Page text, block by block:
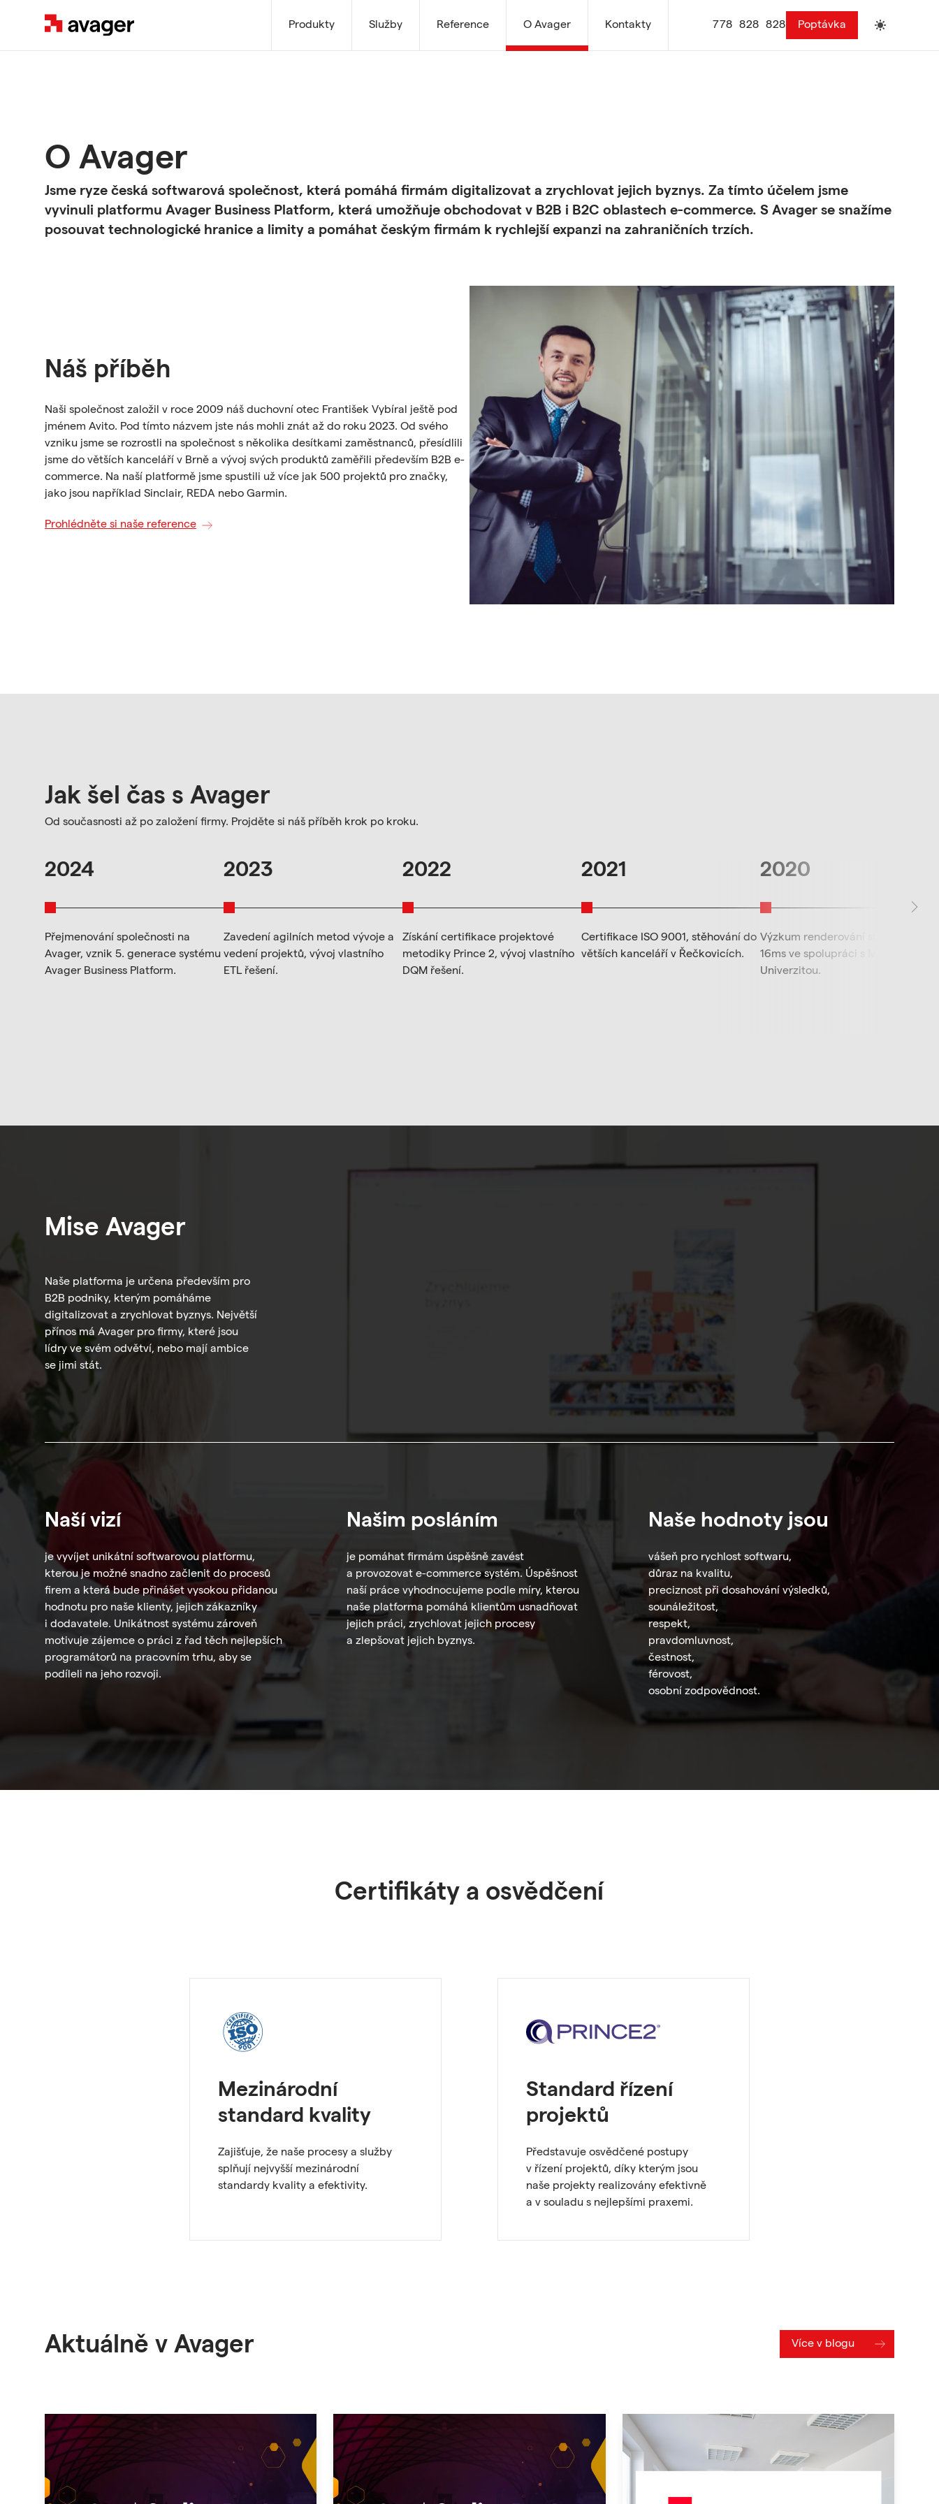
Avager Produkty Služby Reference O Avager Kontakty
7 78
828
828
B
Poptávka
O Avager
Jsme ryze česká softwarová společnost, která pomáhá firmám digitalizovat a zrychlovat jejich byznys. Za tímto účelem jsme
vyvinuli platformu Avager Business Platform, která umožňuje obchodovat v B2B i B2C oblastech e-commerce. S Avager se snažíme
posouvat technologické hranice a limity a pomáhat českým firmám k rychlejší expanzi na zahraničních trzích.
Náš příběh
Naši společnost založil v roce 2009 náš duchovní otec František Vybíral ještě pod
jménem Avito. Pod tímto názvem jste nás mohli znát až do roku 2023. Od svého
vzniku jsme se rozrostli na společnost s několika desítkami zaměstnanců, přesídlili
jsme do větších kanceláří v Brně a vývoj svých produktů zaměřili především B2B e-
commerce. Na naší platformě jsme spustili už více jak 500 projektů pro značky,
jako jsou například Sinclair, REDA nebo Garmin.
Prohlédněte si naše reference
Jak šel čas s Avager
Od současnosti až po založení firmy. Projděte si náš příběh krok po kroku.
2024
Přejmenování společnosti na
Avager, vznik 5. generace systému
Avager Business Platform.
2023
Zavedení agilních metod vývoje a
vedení projektů, vývoj vlastního
ETL řešení.
2022
Získání certifikace projektové
metodiky Prince 2, vývoj vlastního
DQM řešení.
2021
Certifikace ISO 9001, stěhování do
větších kanceláří v Řečkovicích.
2020
Výzkum renderování stránky za
16ms ve spolupráci s Masarykovou
Univerzitou.
Mise Avager
Naše platforma je určena především pro
B2B podniky, kterým pomáháme
digitalizovat a zrychlovat byznys. Největší
přínos má Avager pro firmy, které jsou
lídry ve svém odvětví, nebo mají ambice
se jimi stát.
Naší vizí
je vyvíjet unikátní softwarovou platformu,
kterou je možné snadno začlenit do procesů
firem a která bude přinášet vysokou přidanou
hodnotu pro naše klienty, jejich zákazníky
i dodavatele. Unikátnost systému zároveň
motivuje zájemce o práci z řad těch nejlepších
programátorů na pracovním trhu, aby se
podíleli na jeho rozvoji.
Našim posláním
je pomáhat firmám úspěšně zavést
a provozovat e-commerce systém. Úspěšnost
naší práce vyhodnocujeme podle míry, kterou
naše platforma pomáhá klientům usnadňovat
jejich práci, zrychlovat jejich procesy
a zlepšovat jejich byznys.
Naše hodnoty jsou
vášeň pro rychlost softwaru,
důraz na kvalitu,
preciznost při dosahování výsledků,
sounáležitost,
respekt,
pravdomluvnost,
čestnost,
férovost,
osobní zodpovědnost.
Certifikáty a osvědčení
Mezinárodní
standard kvality
Zajišťuje, že naše procesy a služby
splňují nejvyšší mezinárodní
standardy kvality a efektivity.
Standard řízení
projektů
Představuje osvědčené postupy
v řízení projektů, díky kterým jsou
naše projekty realizovány efektivně
a v souladu s nejlepšími praxemi.
Aktuálně v Avager Více v blogu